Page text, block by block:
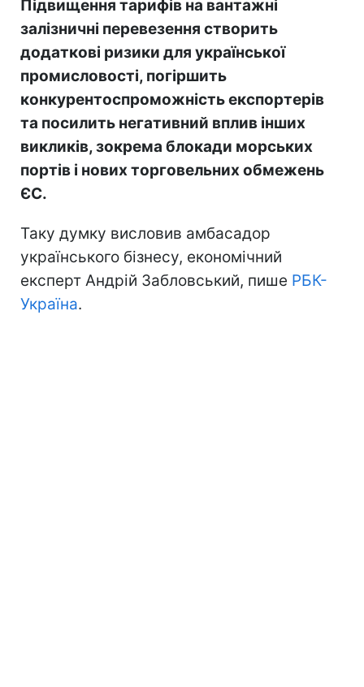
Підвищення тарифів на вантажні
залізничні перевезення створить
додаткові ризики для української
промисловості, погіршить
конкурентоспроможність експортерів
та посилить негативний вплив інших
викликів, зокрема блокади морських
портів і нових торговельних обмежень
ЄС.
Таку думку висловив амбасадор
українського бізнесу, економічний
експерт Андрій Забловський, пише РБК-
Україна.